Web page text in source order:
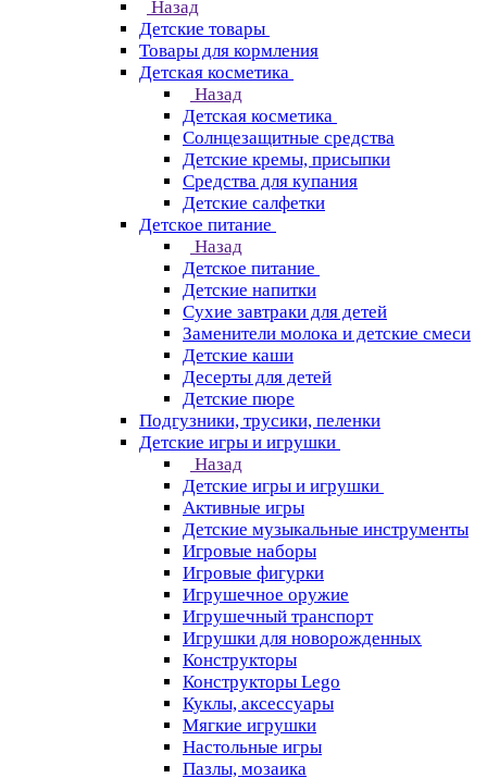
Назад
Детские товары
Товары для кормления
Детская косметика
Назад
Детская косметика
Солнцезащитные средства
Детские кремы, присыпки
Средства для купания
Детские салфетки
Детское питание
Назад
Детское питание
Детские напитки
Сухие завтраки для детей
Заменители молока и детские смеси
Детские каши
Десерты для детей
Детские пюре
Подгузники, трусики, пеленки
Детские игры и игрушки
Назад
Детские игры и игрушки
Активные игры
Детские музыкальные инструменты
Игровые наборы
Игровые фигурки
Игрушечное оружие
Игрушечный транспорт
Игрушки для новорожденных
Конструкторы
Конструкторы Lego
Куклы, аксессуары
Мягкие игрушки
Настольные игры
Пазлы, мозаика